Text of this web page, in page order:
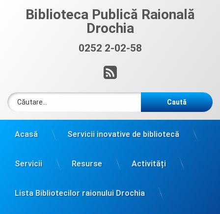
Biblioteca Publică Raională
Drochia
0252 2-02-58
RSS
Caută după:
Acasă Servicii inovative de bibliotecă
Servicii Resurse Activități
Lista Bibliotecilor raionului Drochia